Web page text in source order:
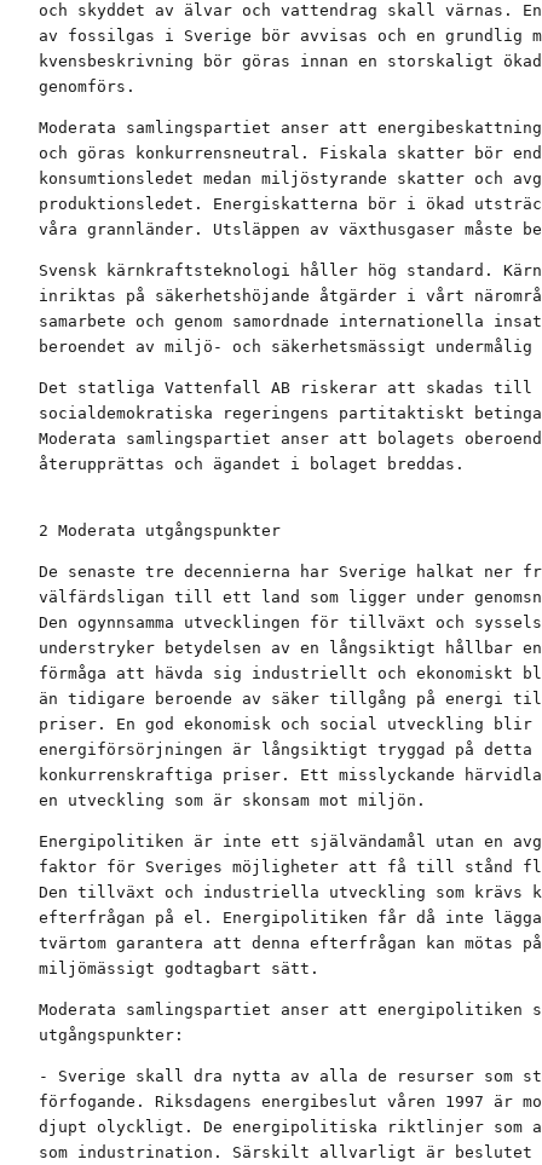
och skyddet av älvar och vattendrag skall värnas.
av fossilgas i Sverige bör avvisas och en grundlig
kvensbeskrivning bör göras innan en storskaligt ökad
genomförs.
Moderata samlingspartiet anser att
och göras konkurrensneutral. Fiskala skatter bör
konsumtionsledet medan miljöstyrande skatter och
produktionsledet. Energiskatterna bör i ökad
våra grannländer. Utsläppen av växthusgaser måste
Svensk kärnkraftsteknologi håller hög standard.
inriktas på säkerhetshöjande åtgärder i vårt
samarbete och genom samordnade internationella
beroendet av miljö- och säkerhetsmässigt
Det statliga Vattenfall AB riskerar att skadas till
socialdemokratiska regeringens partitaktiskt
Moderata samlingspartiet anser att bolagets
återupprättas och ägandet i bolaget breddas.
2 Moderata utgångspunkter
De senaste tre decennierna har Sverige halkat ner
välfärdsligan till ett land som ligger under
Den ogynnsamma utvecklingen för tillväxt och
understryker betydelsen av en långsiktigt hållbar
förmåga att hävda sig industriellt och ekonomiskt
än tidigare beroende av säker tillgång på energi
priser. En god ekonomisk och social utveckling blir
energiförsörjningen är långsiktigt tryggad på
konkurrenskraftiga priser. Ett misslyckande
en utveckling som är skonsam mot miljön.
Energipolitiken är inte ett självändamål utan en
faktor för Sveriges möjligheter att få till stånd
Den tillväxt och industriella utveckling som krävs
efterfrågan på el. Energipolitiken får då inte lägga
tvärtom garantera att denna efterfrågan kan mötas
miljömässigt godtagbart sätt.
Moderata samlingspartiet anser att energipolitiken
utgångspunkter:
- Sverige skall dra nytta av alla de resurser som
förfogande. Riksdagens energibeslut våren 1997 är
djupt olyckligt. De energipolitiska riktlinjer som
som industrination. Särskilt allvarligt är beslutet